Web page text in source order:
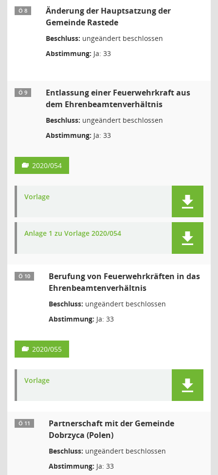
Ö 8
Änderung der Hauptsatzung der
Gemeinde Rastede
Beschluss: ungeändert beschlossen
Abstimmung: Ja: 33
Ö 9
Entlassung einer Feuerwehrkraft aus
dem Ehrenbeamtenverhältnis
Beschluss: ungeändert beschlossen
Abstimmung: Ja: 33
2020/054
Vorlage
Anlage 1 zu Vorlage 2020/054
Ö 10
Berufung von Feuerwehrkräften in das
Ehrenbeamtenverhältnis
Beschluss: ungeändert beschlossen
Abstimmung: Ja: 33
2020/055
Vorlage
Ö 11
Partnerschaft mit der Gemeinde
Dobrzyca (Polen)
Beschluss: ungeändert beschlossen
Abstimmung: Ja: 33